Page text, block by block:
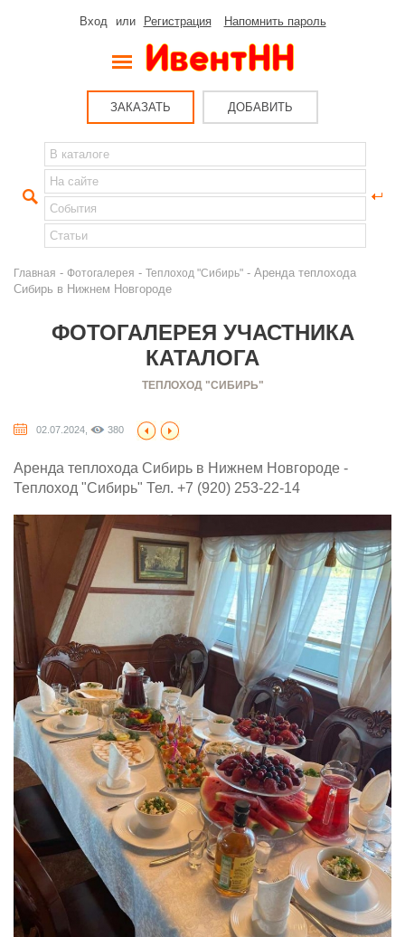
Вход или Регистрация Напомнить пароль
ЗАКАЗАТЬ ДОБАВИТЬ
Главная - Фотогалерея - Теплоход "Сибирь" - Аренда теплохода
Сибирь в Нижнем Новгороде
ФОТОГАЛЕРЕЯ УЧАСТНИКА
КАТАЛОГА
ТЕПЛОХОД "СИБИРЬ"
02.07.2024, 380
Аренда теплохода Сибирь в Нижнем Новгороде -
Теплоход "Сибирь" Тел. +7 (920) 253-22-14